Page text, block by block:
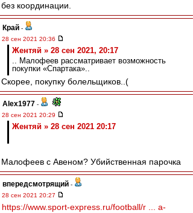
без координации.
Край -
28 сен 2021 20:36
Жентяй » 28 сен 2021, 20:17
.. Малофеев рассматривает возможность
покупки «Спартака»..
Скорее, покупку болельщиков..(
Alex1977 -
28 сен 2021 20:29
Жентяй » 28 сен 2021 20:17
Малофеев с Авеном? Убийственная парочка
впередсмотрящий -
28 сен 2021 20:27
https://www.sport-express.ru/football/r ... a-